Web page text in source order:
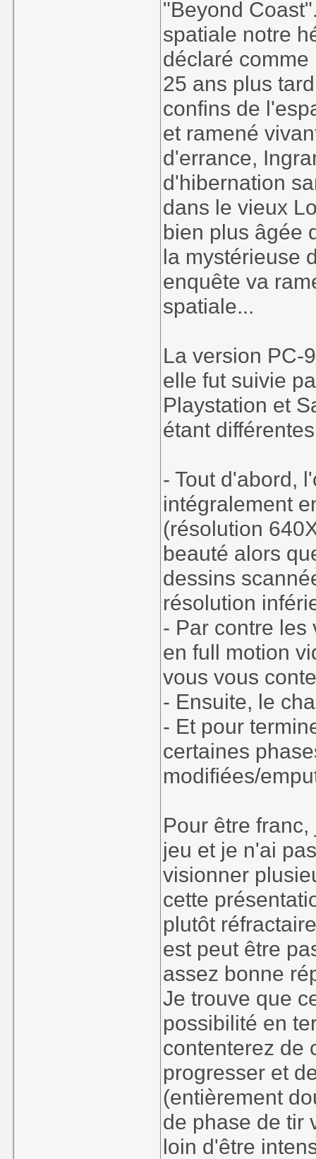
"Beyond
spatiale notre
déclaré comme
25 ans plus
confins de
et ramené
d'errance,
d'hibernation
dans le vieux
bien plus âgée
la mystérieuse
enquête va
spatiale...
La version PC-
elle fut suivie
Playstation et
étant
- Tout d'abord,
intégralement
(résolution
beauté alors
dessins
résolution
- Par contre les
en full motion
vous vous
- Ensuite, le
- Et pour
certaines
modifiées/
Pour être
jeu et je n'ai
visionner
cette
plutôt
est peut être
assez bonne
Je trouve que
possibilité en
contenterez de
progresser et
(entièrement
de phase de tir
loin d'être